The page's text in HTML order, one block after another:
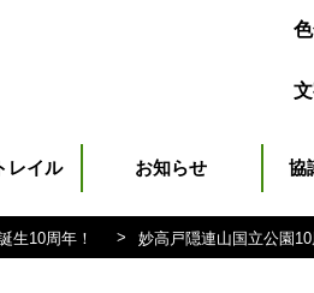
レイル お知らせ 協
生10周年！ > 妙高戸隠連山国立公園